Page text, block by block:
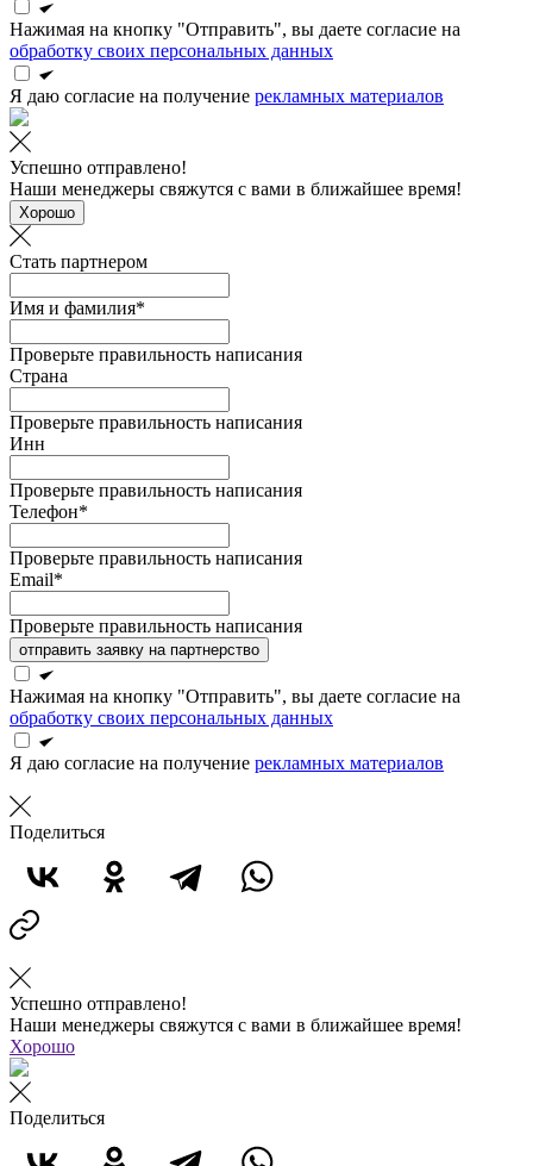
Нажимая на кнопку "Отправить", вы даете согласие на
обработку своих персональных данных
Я даю согласие на получение рекламных материалов
Успешно отправлено!
Наши менеджеры свяжутся с вами в ближайшее время!
Хорошо
Стать партнером
Имя и фамилия*
Проверьте правильность написания
Страна
Проверьте правильность написания
Инн
Проверьте правильность написания
Телефон*
Проверьте правильность написания
Email*
Проверьте правильность написания
отправить заявку на партнерство
Нажимая на кнопку "Отправить", вы даете согласие на
обработку своих персональных данных
Я даю согласие на получение рекламных материалов
Поделиться
Успешно отправлено!
Наши менеджеры свяжутся с вами в ближайшее время!
Хорошо
Поделиться